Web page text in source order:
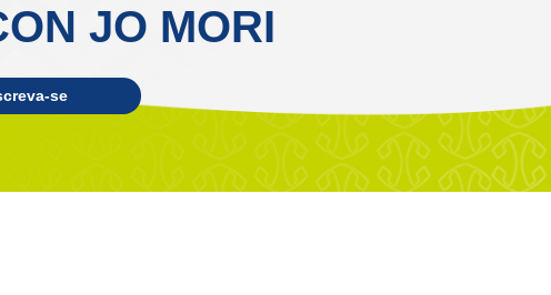
JO MORI
se